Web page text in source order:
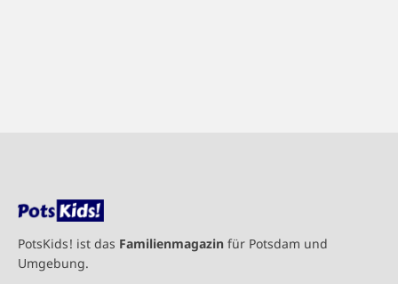
PotsKids! ist das Familienmagazin für Potsdam und
Umgebung.